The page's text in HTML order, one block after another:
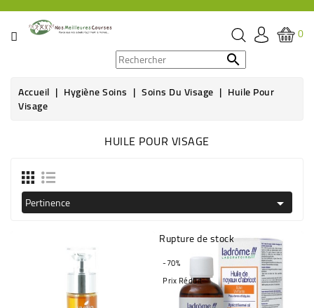
CATÉGORIE
ÉPICERIE
BOISSON
HYGIÈNE
0

Accueil Hygiène Soins Soins Du Visage Huile Pour
Visage
HUILE POUR VISAGE
Pertinence 
Rupture de stock
-70%
Prix Réduit